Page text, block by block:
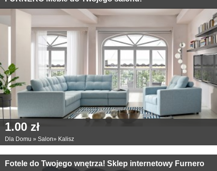
1.00 zł
Dla Domu » Salon» Kalisz
Fotele do Twojego wnętrza! Sklep internetowy Furnero